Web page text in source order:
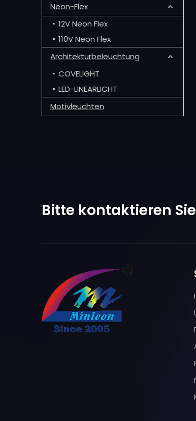
Neon-Flex
12V Neon Flex
110V Neon Flex
Architekturbeleuchtung
COVELIGHT
LED-LINEARLICHT
Motivleuchten
Bitte kontaktieren